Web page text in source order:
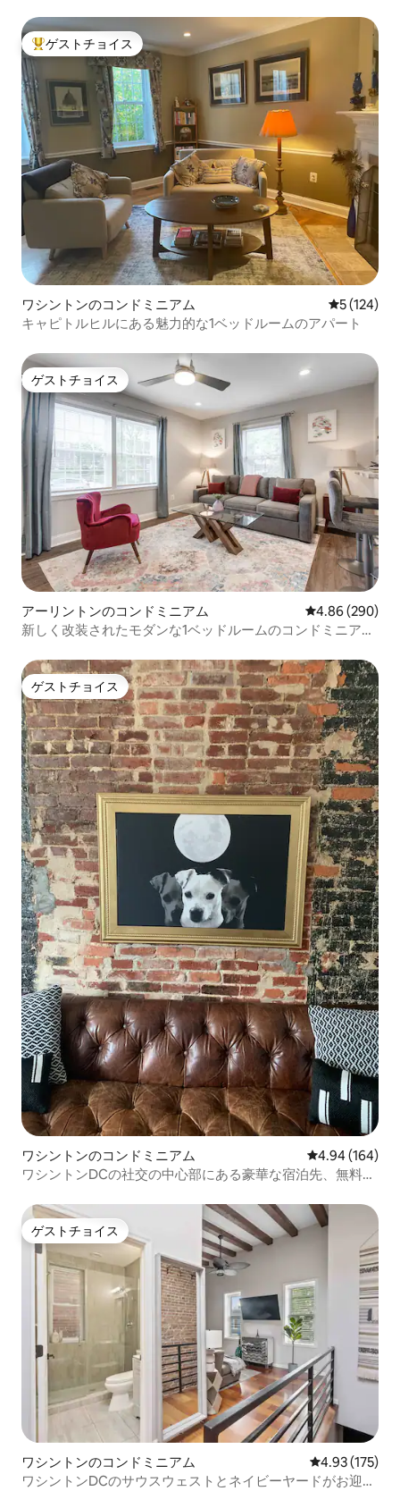
大好評のゲストチョイスです。
ゲストチョイス
ワシントンのコンドミニアム レビュー
5 (124)
キャピトルヒルにある魅力的な1ベッドルームのアパート
ゲストチョイス
ゲストチョイス
アーリントンのコンドミニアム レビュー290
4.86 (290)
新しく改装されたモダンな1ベッドルームのコンドミニアム
ゲストチョイス
ゲストチョイス
ワシントンのコンドミニアム レビュー164
4.94 (164)
ワシントンDCの社交の中心部にある豪華な宿泊先、無料駐
ゲストチョイス
ゲストチョイス
ワシントンのコンドミニアム レビュー175
4.93 (175)
ワシントンDCのサウスウェストとネイビーヤードがお迎え